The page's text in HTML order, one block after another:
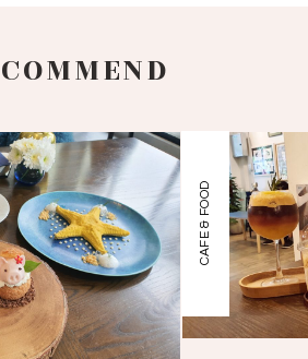
CAFE & FOOD